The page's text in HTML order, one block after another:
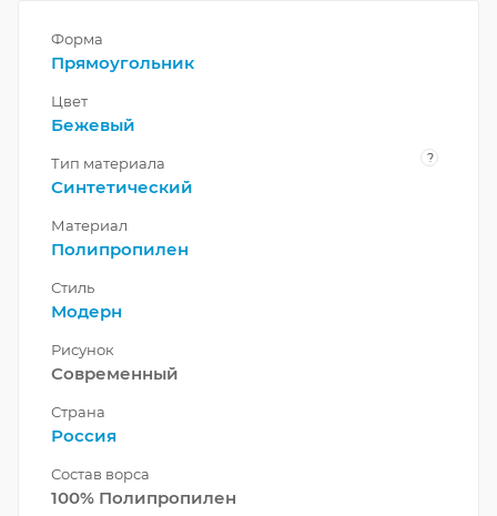
Форма
Прямоугольник
Цвет
Бежевый
Тип материала ?
Синтетический
Материал
Полипропилен
Стиль
Модерн
Рисунок
Современный
Страна
Россия
Состав ворса
100% Полипропилен